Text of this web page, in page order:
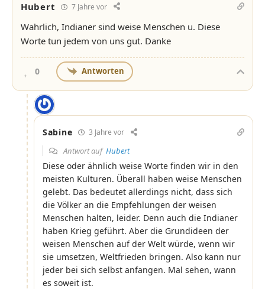
Hubert 7 Jahre vor
Wahrlich, Indianer sind weise Menschen u. Diese
Worte tun jedem von uns gut. Danke
0 Antworten
Sabine 3 Jahre vor
Antwort auf Hubert
Diese oder ähnlich weise Worte finden wir in den
meisten Kulturen. Überall haben weise Menschen
gelebt. Das bedeutet allerdings nicht, dass sich
die Völker an die Empfehlungen der weisen
Menschen halten, leider. Denn auch die Indianer
haben Krieg geführt. Aber die Grundideen der
weisen Menschen auf der Welt würde, wenn wir
sie umsetzen, Weltfrieden bringen. Also kann nur
jeder bei sich selbst anfangen. Mal sehen, wann
es soweit ist.